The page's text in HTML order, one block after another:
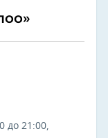
до 21:00,